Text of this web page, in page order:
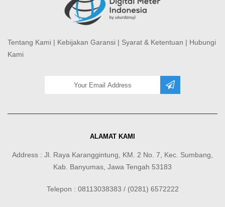
Tentang Kami | Kebijakan Garansi | Syarat & Ketentuan | Hubungi
Kami
ALAMAT KAMI
Address : Jl. Raya Karanggintung, KM. 2 No. 7, Kec. Sumbang,
Kab. Banyumas, Jawa Tengah 53183
Telepon : 08113038383 / (0281) 6572222